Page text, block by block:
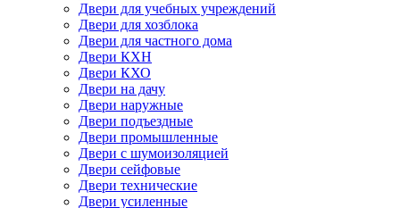
Двери для учебных учреждений
Двери для хозблока
Двери для частного дома
Двери КХН
Двери КХО
Двери на дачу
Двери наружные
Двери подъездные
Двери промышленные
Двери с шумоизоляцией
Двери сейфовые
Двери технические
Двери усиленные